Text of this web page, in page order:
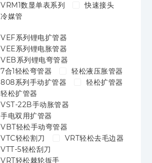
VRM1数显单表系列
快速接头
冷媒管
VEF系列锂电扩管器
VEE系列锂电胀管器
VEB系列锂电弯管器
7合1轻松弯管器
轻松液压胀管器
808系列手动扩管器
轻松扩管器
轻松扩管器
VST-22B手动胀管器
手电双用扩管器
VBT轻松手动弯管器
VTC轻松割刀
VRT轻松去毛边器
VTT-5轻松刮刀
VRT轻松棘轮扳手